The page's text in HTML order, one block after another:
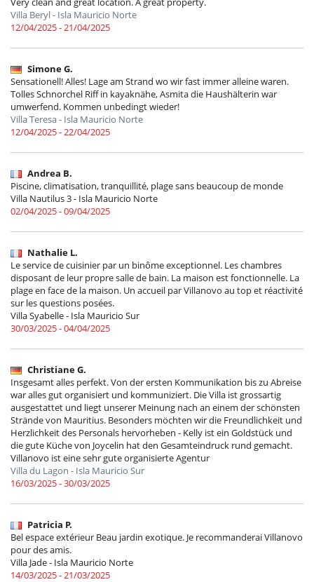
Villa Beryl - Isla Mauricio Norte
12/04/2025 - 21/04/2025
Simone G.
Sensationell! Alles! Lage am Strand wo wir fast immer alleine waren.
Tolles Schnorchel Riff in kayaknähe, Asmita die Haushälterin war
umwerfend. Kommen unbedingt wieder!
Villa Teresa - Isla Mauricio Norte
12/04/2025 - 22/04/2025
Andrea B.
Piscine, climatisation, tranquillité, plage sans beaucoup de monde
Villa Nautilus 3 - Isla Mauricio Norte
02/04/2025 - 09/04/2025
Nathalie L.
Le service de cuisinier par un binôme exceptionnel. Les chambres
disposant de leur propre salle de bain. La maison est fonctionnelle. La
plage en face de la maison. Un accueil par Villanovo au top et réactivité
sur les questions posées.
Villa Syabelle - Isla Mauricio Sur
30/03/2025 - 04/04/2025
Christiane G.
Insgesamt alles perfekt. Von der ersten Kommunikation bis zu Abreise
war alles gut organisiert und kommuniziert. Die Villa ist grossartig
ausgestattet und liegt unserer Meinung nach an einem der schönsten
Strände von Mauritius. Besonders möchten wir die Freundlichkeit und
Herzlichkeit des Personals hervorheben - Kelly ist ein Goldstück und
die gute Küche von Joycelin hat den Gesamteindruck rund gemacht.
Villanovo ist eine sehr gute organisierte Agentur
Villa du Lagon - Isla Mauricio Sur
16/03/2025 - 30/03/2025
Patricia P.
Bel espace extérieur Beau jardin exotique. Je recommanderai Villanovo
pour des amis.
Villa Jade - Isla Mauricio Norte
14/03/2025 - 21/03/2025